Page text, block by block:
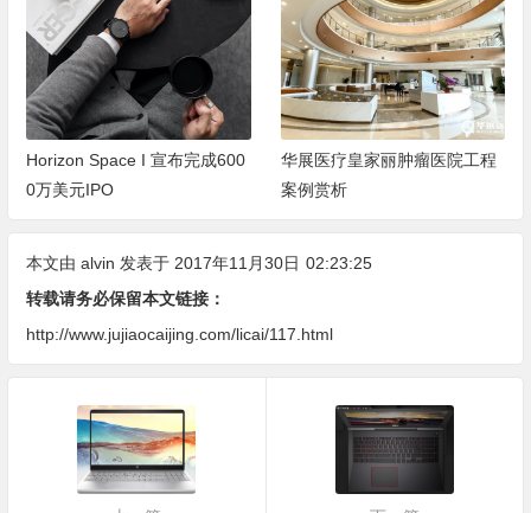
Horizon Space I 宣布完成600
0万美元IPO
华展医疗皇家丽肿瘤医院工程
案例赏析
本文由 alvin 发表于 2017年11月30日 02:23:25
转载请务必保留本文链接：
http://www.jujiaocaijing.com/licai/117.html